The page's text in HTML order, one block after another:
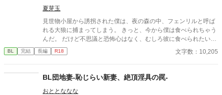
夏芽玉
見世物小屋から誘拐された僕は、夜の森の中、フェンリルと呼ば
れる大狼に捕まってしまう。 きっと、今から僕は食べられちゃう
んだ。 だけど不思議と恐怖心はなく、むしろ彼に食べられたいと
僕は願ってしまって…… Tectorum様主催、「夏だ!! 産卵!! 獣B
L」企画参加作品です。 【大狼獣人】×【小鳥獣人】 他サイトに
BL 完結 長編 R18 文字数：10,205
BL団地妻-恥じらい新妻、絶頂淫具の罠-
おととななな